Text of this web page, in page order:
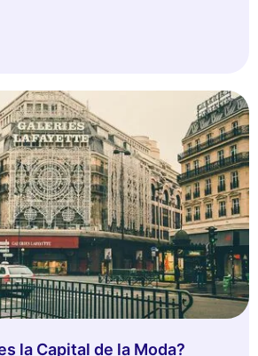
la Capital de la Moda?